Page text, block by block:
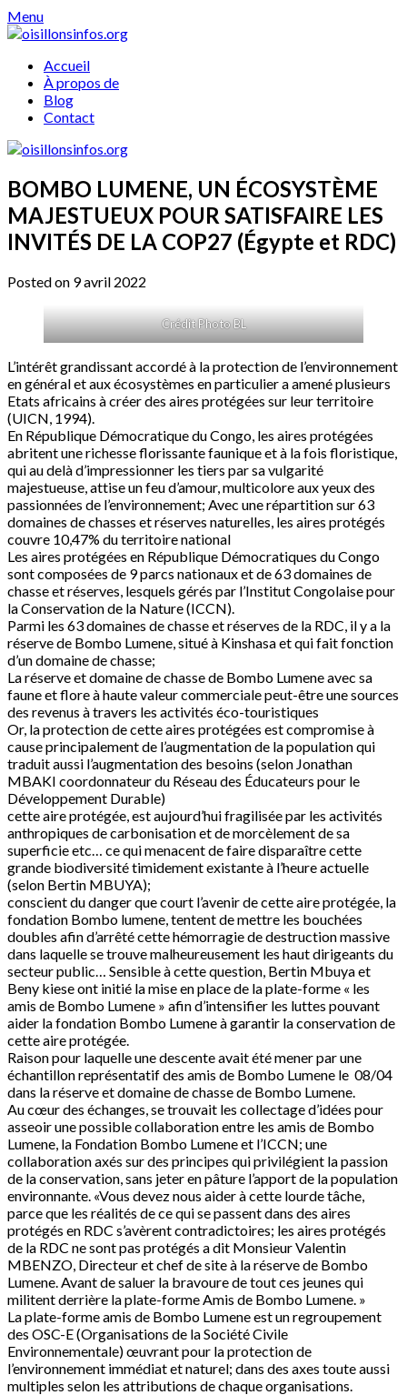
Skip
to
Menu
Accueil
À propos de
Blog
Contact
BOMBO LUMENE, UN ÉCOSYSTÈME
MAJESTUEUX POUR SATISFAIRE LES
INVITÉS DE LA COP27 (Égypte et RDC)
Posted on 9 avril 2022
Crédit Photo BL
L’intérêt grandissant accordé à la protection de l’environnement
en général et aux écosystèmes en particulier a amené plusieurs
Etats africains à créer des aires protégées sur leur territoire
(UICN, 1994).
En République Démocratique du Congo, les aires protégées
abritent une richesse florissante faunique et à la fois floristique,
qui au delà d’impressionner les tiers par sa vulgarité
majestueuse, attise un feu d’amour, multicolore aux yeux des
passionnées de l’environnement; Avec une répartition sur 63
domaines de chasses et réserves naturelles, les aires protégés
couvre 10,47% du territoire national
Les aires protégées en République Démocratiques du Congo
sont composées de 9 parcs nationaux et de 63 domaines de
chasse et réserves, lesquels gérés par l’Institut Congolaise pour
la Conservation de la Nature (ICCN).
Parmi les 63 domaines de chasse et réserves de la RDC, il y a la
réserve de Bombo Lumene, situé à Kinshasa et qui fait fonction
d’un domaine de chasse;
La réserve et domaine de chasse de Bombo Lumene avec sa
faune et flore à haute valeur commerciale peut-être une sources
des revenus à travers les activités éco-touristiques
Or, la protection de cette aires protégées est compromise à
cause principalement de l’augmentation de la population qui
traduit aussi l’augmentation des besoins (selon Jonathan
MBAKI coordonnateur du Réseau des Éducateurs pour le
Développement Durable)
cette aire protégée, est aujourd’hui fragilisée par les activités
anthropiques de carbonisation et de morcèlement de sa
superficie etc… ce qui menacent de faire disparaître cette
grande biodiversité timidement existante à l’heure actuelle
(selon Bertin MBUYA);
conscient du danger que court l’avenir de cette aire protégée, la
fondation Bombo lumene, tentent de mettre les bouchées
doubles afin d’arrêté cette hémorragie de destruction massive
dans laquelle se trouve malheureusement les haut dirigeants du
secteur public… Sensible à cette question, Bertin Mbuya et
Beny kiese ont initié la mise en place de la plate-forme « les
amis de Bombo Lumene » afin d’intensifier les luttes pouvant
aider la fondation Bombo Lumene à garantir la conservation de
cette aire protégée.
Raison pour laquelle une descente avait été mener par une
échantillon représentatif des amis de Bombo Lumene le 08/04
dans la réserve et domaine de chasse de Bombo Lumene.
Au cœur des échanges, se trouvait les collectage d’idées pour
asseoir une possible collaboration entre les amis de Bombo
Lumene, la Fondation Bombo Lumene et l’ICCN; une
collaboration axés sur des principes qui privilégient la passion
de la conservation, sans jeter en pâture l’apport de la population
environnante. «Vous devez nous aider à cette lourde tâche,
parce que les réalités de ce qui se passent dans des aires
protégés en RDC s’avèrent contradictoires; les aires protégés
de la RDC ne sont pas protégés a dit Monsieur Valentin
MBENZO, Directeur et chef de site à la réserve de Bombo
Lumene. Avant de saluer la bravoure de tout ces jeunes qui
militent derrière la plate-forme Amis de Bombo Lumene. »
La plate-forme amis de Bombo Lumene est un regroupement
des OSC-E (Organisations de la Société Civile
Environnementale) œuvrant pour la protection de
l’environnement immédiat et naturel; dans des axes toute aussi
multiples selon les attributions de chaque organisations.